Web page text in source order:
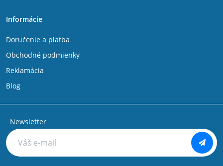
Informácie
Doručenie a platba
Obchodné podmienky
Reklamácia
Blog
Newsletter